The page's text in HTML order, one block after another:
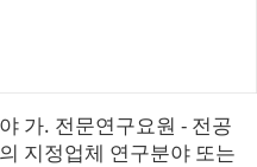
가. 전문연구요원 - 전공
지정업체 연구분야 또는